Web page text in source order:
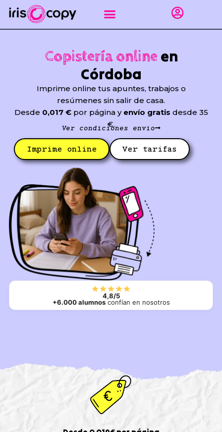
contenido
Copistería online en
Córdoba
Imprime online tus apuntes, trabajos o
resúmenes sin salir de casa.
Desde 0,017 €por página y envío gratis desde 35
€.
Ver condiciones envío
Imprime online Ver tarifas
4,8/5
+6.000 alumnosconfían en nosotros